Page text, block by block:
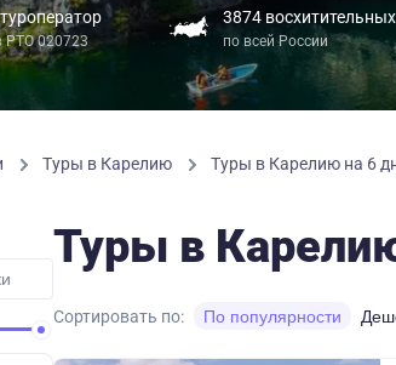
РТО 020723
3874
по всей России
Туры в Карелию Туры в Карелию на 6
Туры в
Сортировать по: По популярности